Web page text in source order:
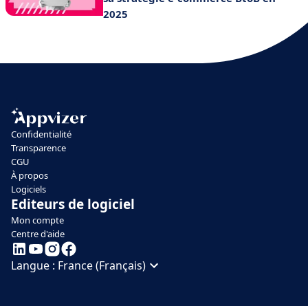
2025
Confidentialité
Transparence
CGU
À propos
Logiciels
Editeurs de logiciel
Mon compte
Centre d'aide
Langue : France (Français)